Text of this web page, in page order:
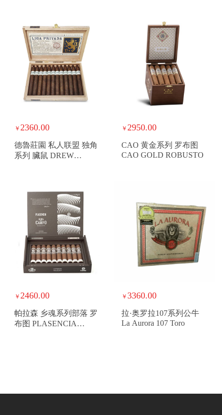
￥ 2360.00
德魯莊園 私人联盟 独角
系列 臟鼠 DREW
￥ 2950.00
CAO 黄金系列 罗布图
CAO GOLD ROBUSTO
￥ 2460.00
帕拉森 乡魂系列部落 罗
布图 PLASENCIA
￥ 3360.00
拉·奥罗拉107系列公牛
La Aurora 107 Toro